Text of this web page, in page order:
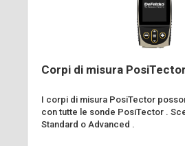
Corpi di misura PosiTector
I corpi di misura PosiTector
con tutte le sonde PosiTector .
Standard o Advanced .